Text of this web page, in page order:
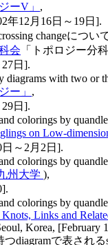
ーV」 ,
年12月16日～19日].
changeについ
会 「トポロジー分
日].
diagrams with two or
ー」 ,
日].
colorings by
on Low-
～2月2日].
colorings by
州大学 ),
colorings by
Links and
Korea, [February
diagramで表され